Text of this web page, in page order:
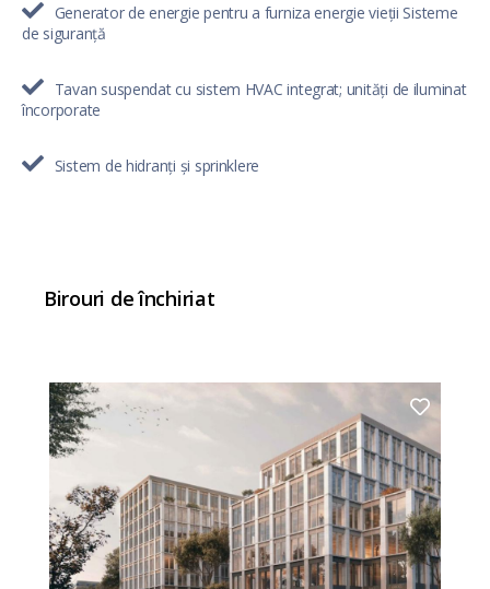
Generator de energie pentru a furniza energie vieții Sisteme
de siguranță
Tavan suspendat cu sistem HVAC integrat; unități de iluminat
încorporate
Sistem de hidranți și sprinklere
Birouri de închiriat